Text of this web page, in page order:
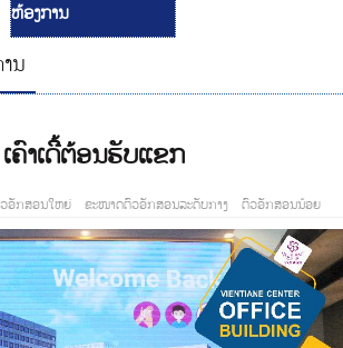
ຫ້ອງການ
ນ
ເຄົາເດີ້ຕ້ອນຮັບແຂກ
ອັກສອນໃຫຍ່ ຂະໜາດຕົວອັກສອນລະດັບກາງ ຕົວອັກສອນນ້ອຍ